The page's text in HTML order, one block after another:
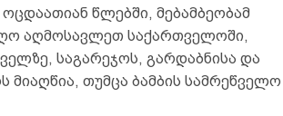
წლებში, მებამბეობამ
აღმოსავლეთ საქართველოში,
საგარეჯოს, გარდაბნისა და
მიაღწია, თუმცა ბამბის სამრეწველო